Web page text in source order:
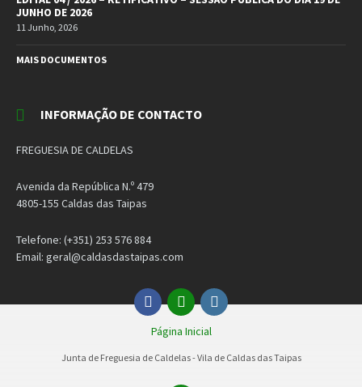
JUNHO DE 2026
11 Junho, 2026
MAIS DOCUMENTOS
INFORMAÇÃO DE CONTACTO
FREGUESIA DE CALDELAS
Avenida da República N.º 479
4805-155 Caldas das Taipas
Telefone: (+351) 253 576 884
Email: geral@caldasdastaipas.com
Facebook
EmailInstagram
Página Inicial
Junta de Freguesia de Caldelas - Vila de Caldas das Taipas